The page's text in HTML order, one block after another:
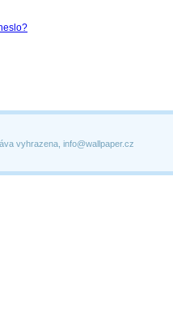
vyhrazena, info@wallpaper.cz